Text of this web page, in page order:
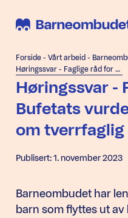
Forside - Vårt arbeid -
Høringssvar - Faglige råd for Bufetats vurdering av tilbud om tverrfaglig helsekartlegging
Høringssvar -
Bufetats
om
Publisert: 1. november 2023
Barneombudet har
barn som flyttes ut av